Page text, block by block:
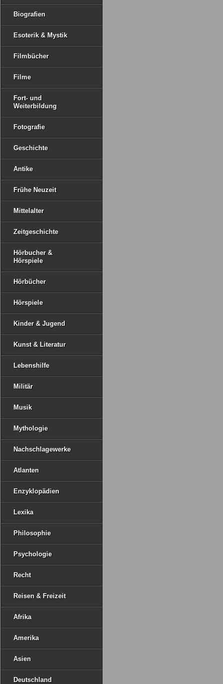
Biografien
Esoterik & Mystik
Filmbücher
Filme
Fort- und
Weiterbildung
Fotografie
Geschichte
Antike
Frühe Neuzeit
Mittelalter
Zeitgeschichte
Hörbucher &
Hörspiele
Hörbücher
Hörspiele
Kinder & Jugend
Kunst & Literatur
Lebenshilfe
Militär
Musik
Mythologie
Nachschlagewerke
Atlanten
Enzyklopädien
Lexika
Philosophie
Psychologie
Recht
Reisen & Freizeit
Afrika
Amerika
Asien
Deutschland